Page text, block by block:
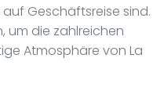
auf Geschäftsreise sind.
um die zahlreichen
Atmosphäre von La